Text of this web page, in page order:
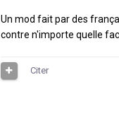
Un mod fait par des
contre n'importe quelle
Citer